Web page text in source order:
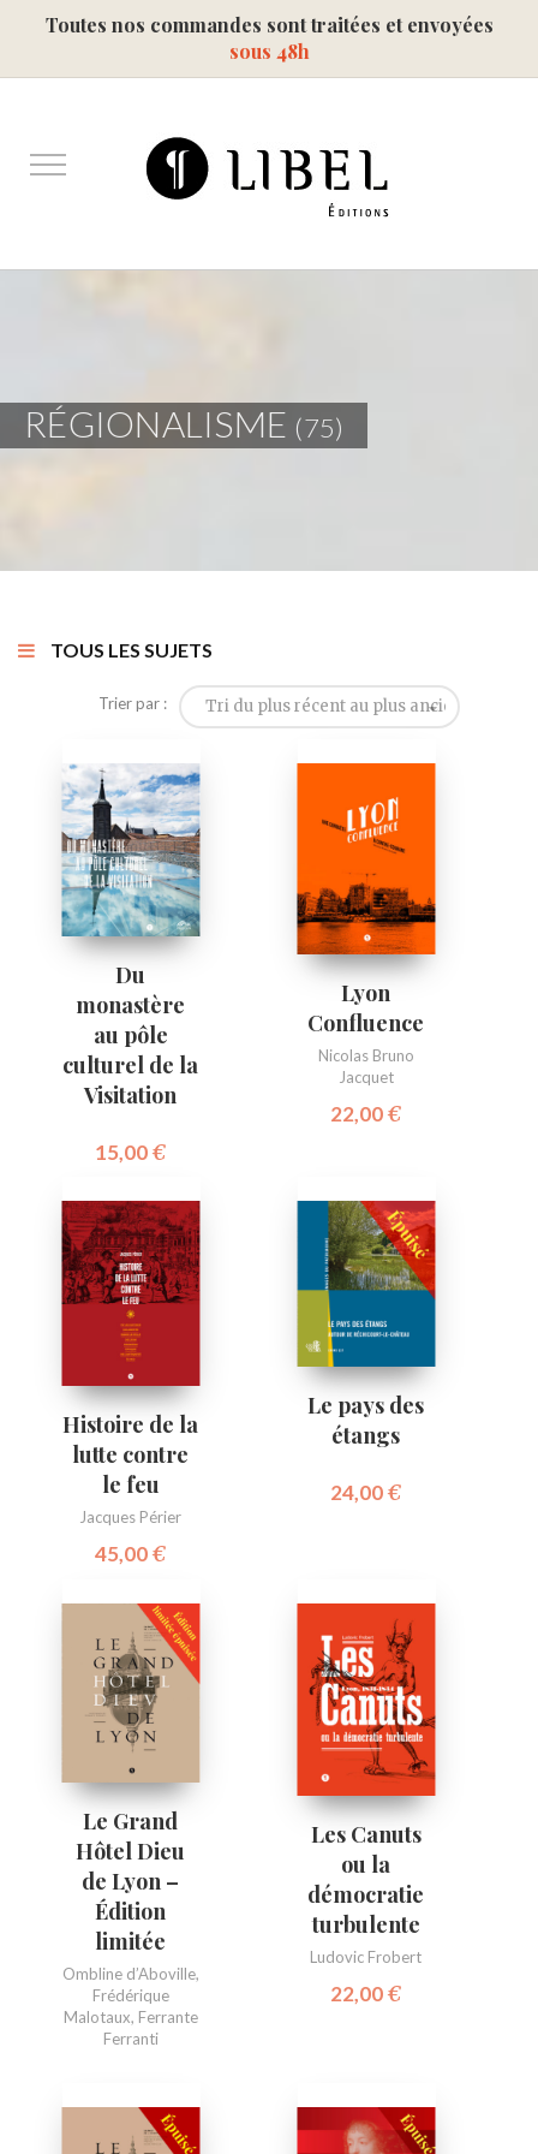
Toutes nos commandes sont traitées et envoyées
sous 48h
RÉGIONALISME (75)
TOUS LES SUJETS
Trier par : Tri du plus récent au plus ancien
Du
monastère
au pôle
culturel de la
Visitation
15,00€
Lyon
Confluence
Nicolas Bruno
Jacquet
22,00€
Histoire de la
lutte contre
le feu
Jacques Périer
45,00€
Le pays des
étangs
24,00€
Le Grand
Hôtel Dieu
de Lyon –
Édition
limitée
Ombline d’Aboville,
Frédérique
Malotaux, Ferrante
Ferranti
Les Canuts
ou la
démocratie
turbulente
Ludovic Frobert
22,00€